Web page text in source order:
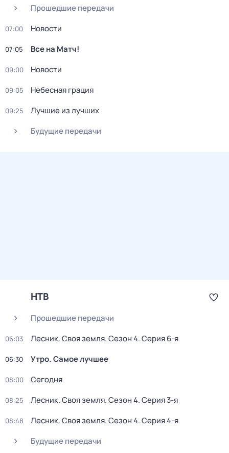
Прошедшие передачи
07:00 Новости
07:05 Все на Матч!
09:00 Новости
09:05 Небесная грация
09:25
Лучшие из лучших
Будущие передачи
НТВ
Прошедшие передачи
06:03 Лесник. Своя земля. Сезон 4. Серия 6-я
06:30 Утро. Самое лучшее
08:00 Сегодня
08:25 Лесник. Своя земля. Сезон 4. Серия 3-я
08:48 Лесник. Своя земля. Сезон 4. Серия 4-я
Будущие передачи